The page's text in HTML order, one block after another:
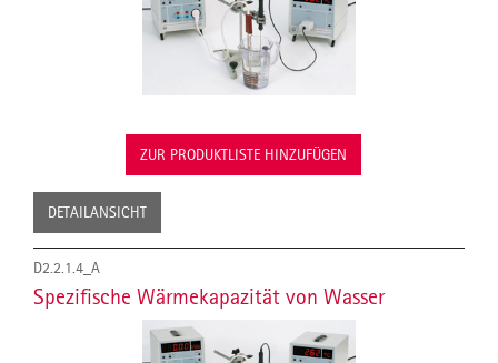
ZUR PRODUKTLISTE HINZUFÜGEN
DETAILANSICHT
D2.2.1.4_A
Spezifische Wärmekapazität von Wasser